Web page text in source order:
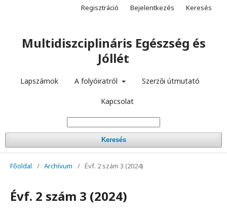
Multidiszciplináris Egészség és
Jóllét
Lapszámok A folyóiratról Szerzői útmutató
Kapcsolat
Keresés
Regisztráció Bejelentkezés Keresés
Főoldal / Archívum / Évf. 2 szám 3 (2024)
Évf. 2 szám 3 (2024)